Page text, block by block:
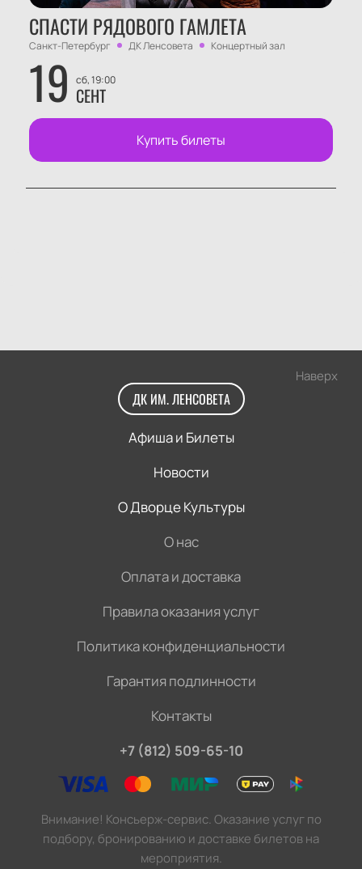
СПАСТИ РЯДОВОГО ГАМЛЕТА
Санкт-Петербург ДК Ленсовета Концертный зал
19 сб, 19:00
СЕНТ
Купить билеты
Наверх
ДК ИМ. ЛЕНСОВЕТА
Афиша и Билеты
Новости
О Дворце Культуры
О нас
Оплата и доставка
Правила оказания услуг
Политика конфиденциальности
Гарантия подлинности
Контакты
+7 (812) 509-65-10
Внимание! Консьерж-сервис. Оказание услуг по
подбору, бронированию и доставке билетов на
мероприятия.